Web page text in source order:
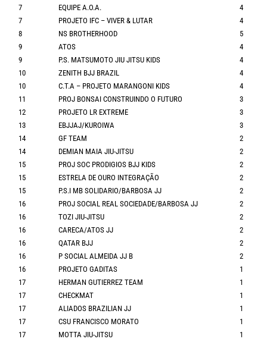
7
EQUIPE A.O.A.
4
7
PROJETO IFC – VIVER & LUTAR
4
8
NS BROTHERHOOD
5
9
ATOS
4
9
P.S. MATSUMOTO JIU JITSU KIDS
4
10
ZENITH BJJ BRAZIL
4
10
C.T.A – PROJETO MARANGONI KIDS
4
11
PROJ BONSAI CONSTRUINDO O FUTURO
3
12
PROJETO LR EXTREME
3
13
EBJJAJ/KUROIWA
3
14
GF TEAM
2
14
DEMIAN MAIA JIU-JITSU
2
15
PROJ SOC PRODIGIOS BJJ KIDS
2
15
ESTRELA DE OURO INTEGRAÇÃO
2
15
P.S.I MB SOLIDARIO/BARBOSA JJ
2
16
PROJ SOCIAL REAL SOCIEDADE/BARBOSA JJ
2
16
TOZI JIU-JITSU
2
16
CARECA/ATOS JJ
2
16
QATAR BJJ
2
16
P SOCIAL ALMEIDA JJ B
2
16
PROJETO GADITAS
1
17
HERMAN GUTIERREZ TEAM
1
17
CHECKMAT
1
17
ALIADOS BRAZILIAN JJ
1
17
CSU FRANCISCO MORATO
1
17
MOTTA JIU-JITSU
1